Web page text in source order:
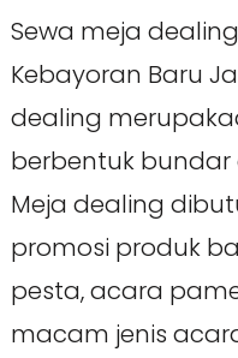
Sewa meja
Kebayoran Baru
dealing
berbentuk
Meja dealing
promosi produk
pesta, acara
macam jenis